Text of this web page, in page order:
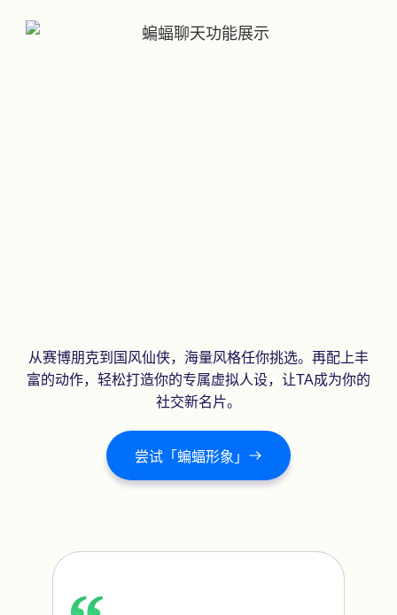
从赛博朋克到国风仙侠，海量风格任你挑选。再配上丰
富的动作，轻松打造你的专属虚拟人设，让TA成为你的
社交新名片。
尝试「蝙蝠形象」